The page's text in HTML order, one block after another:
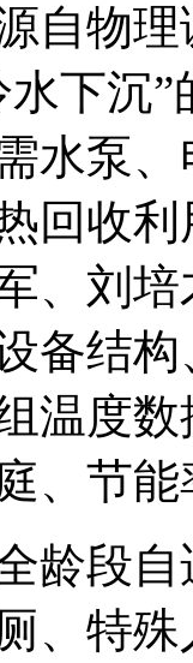
自物
下沉
水泵
回收
、刘
备结
温度
、节
龄段
、特